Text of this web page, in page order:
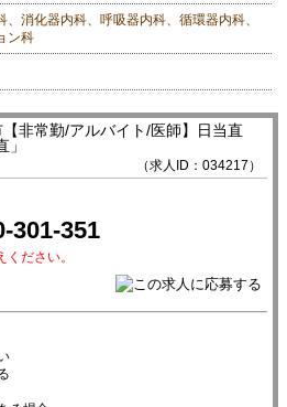
、消化器内科、呼吸器内科、循環器内科、
ン科
非常勤/アルバイト/医師】日当直
（求人ID：034217）
301-351
ださい。